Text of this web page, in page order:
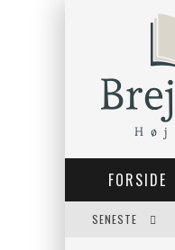
FORSIDE
SENESTE